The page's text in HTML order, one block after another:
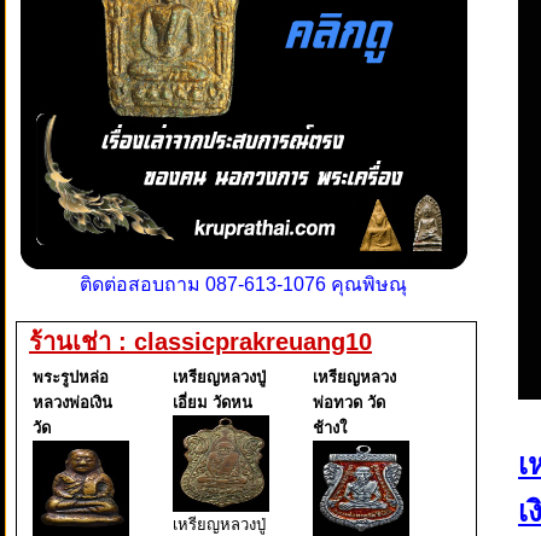
ติดต่อสอบถาม 087-613-1076 คุณพิษณุ
ร้านเช่า : classicprakreuang10
พระรูปหล่อ
หลวงพ่อเงิน
วัด
เหรียญหลวงปู่
เอี่ยม วัดหน
เหรียญหลวงปู่
เหรียญหลวง
พ่อทวด วัด
ช้างใ